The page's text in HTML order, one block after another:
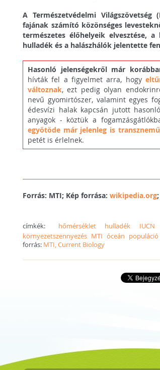
A Természetvédelmi
fajának számító közönséges
természetes élőhelyeik elvesztése,
hulladék és a halászhálók jelentette
Hasonló jelenségekről már
hívták fel a figyelmet arra, hogy
változnak, ezt pedig olyan
nevű gyomirtószer, valamint egyes
édesvízi halak kapcsán jutott
anyagok - köztük a
egyötöde már jelenleg is transznemű
petét is érlelnek.
Forrás: MTI; Kép forrása:wikipedia.org
címkék: hőmérséklet hulladék IUCN
környezetszennyezés MTI óceán populáció
forrás: MTI, Current Biology